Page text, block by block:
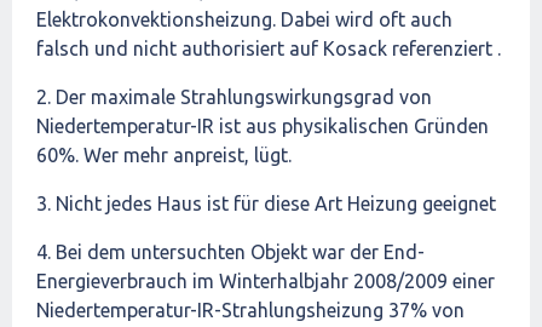
Elektrokonvektionsheizung. Dabei wird oft auch
falsch und nicht authorisiert auf Kosack referenziert .
2. Der maximale Strahlungswirkungsgrad von
Niedertemperatur-IR ist aus physikalischen Gründen
60%. Wer mehr anpreist, lügt.
3. Nicht jedes Haus ist für diese Art Heizung geeignet
4. Bei dem untersuchten Objekt war der End-
Energieverbrauch im Winterhalbjahr 2008/2009 einer
Niedertemperatur-IR-Strahlungsheizung 37% von